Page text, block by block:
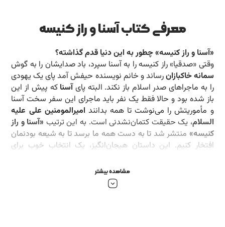
معرفی کتاب آسنا و راز کنیسه
«آسنا و راز کنیسه» چطور به این دنیا قدم گذاشته؟
وقتی «صدقیا» راز کنیسه را به آسنا سپرد، باد صدایشان را به گوش
سمانه خاکبازانرساند و خانم نویسنده حیفش آمد پای یک یهودی
را به ماجراهای صدر اسلام باز نکند. البته پایآسناکه پیش از این
باز شده بود و حالا فقط یک نفر باید ماجرای این سفر سخت آسنا
و مأموریتش را می‌نوشت تا همه بدانند امیرالمومنین علی علیه
السلام، یک حقیقت کتمان‌نشدنی است. به این ترتیب «آسنا و راز
کنیسه» منتشر شد تا به دست همه ما برسد تا به شیعه بودنمان
افتخار کنیم. این داستان هیجان‌انگیز، یک انتخاب خوب برای
ماجرای آسنا و راز کنیسه از چه قرار است؟
ماجرا این است که یهودیان هیچوقت دل خوشی از
مشاهده بیشتر